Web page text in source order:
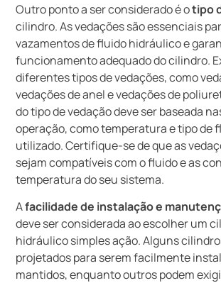
Outro ponto a ser considerado é otipo
cilindro. As vedações são essenciais
vazamentos de fluido hidráulico e
funcionamento adequado do cilindro.
diferentes tipos de vedações, como
vedações de anel e vedações de
do tipo de vedação deve ser baseada
operação, como temperatura e tipo de
utilizado. Certifique-se de que as
sejam compatíveis com o fluido e as
temperatura do seu sistema.
Afacilidade de instalação e
deve ser considerada ao escolher um
hidráulico simples ação. Alguns
projetados para serem facilmente
mantidos, enquanto outros podem